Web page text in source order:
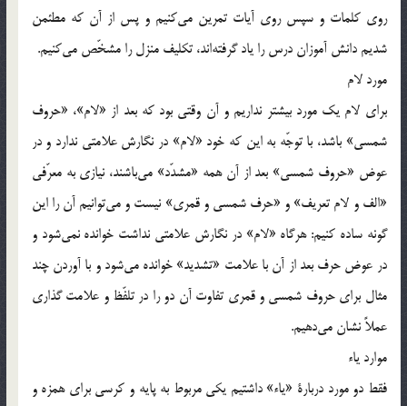
روي كلمات و سپس روي آيات تمرين مي‌كنيم و پس از آن كه مطئمن
شديم دانش آموزان درس را ياد گرفته‌اند، تكليف منزل را مشخّص مي‌كنيم.
مورد لام
براي لام يك مورد بيشتر نداريم و آن وقتي بود كه بعد از «لام»، «حروف
شمسي» باشد، با توجّه به اين كه خود «لام» در نگارش علامتي ندارد و در
عوض «حروف شمسي» بعد از آن همه «مشدّد» مي‌باشند، نيازي به معرّفي
«الف و لام تعريف» و «حرف شمسي و قمري» نيست و مي‌توانيم آن را اين
گونه ساده كنيم: هرگاه «لام» در نگارش علامتي نداشت خوانده نمي‌شود و
در عوض حرف بعد از آن با علامت «تشديد» خوانده مي‌شود و با آوردن چند
مثال براي حروف شمسي و قمري تفاوت آن دو را در تلفّظ و علامت گذاري
عملاً نشان مي‌دهيم.
موارد ياء
فقط دو مورد دربارة «ياء» داشتيم يكي مربوط به پايه و كرسي براي همزه و